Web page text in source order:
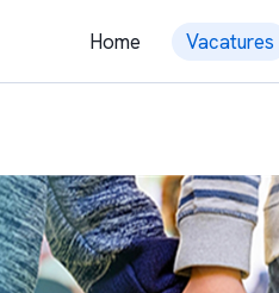
Home Vacatures